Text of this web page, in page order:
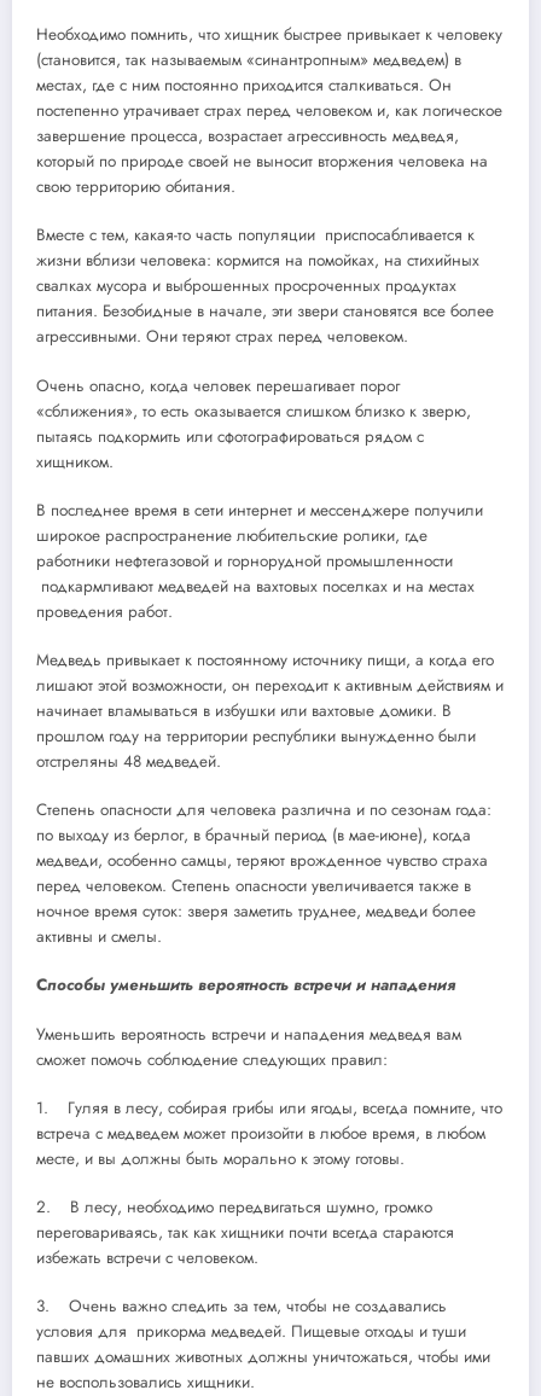
Необходимо помнить, что хищник быстрее привыкает к человеку
(становится, так называемым «синантропным» медведем) в
местах, где с ним постоянно приходится сталкиваться. Он
постепенно утрачивает страх перед человеком и, как логическое
завершение процесса, возрастает агрессивность медведя,
который по природе своей не выносит вторжения человека на
свою территорию обитания.
Вместе с тем, какая-то часть популяции приспосабливается к
жизни вблизи человека: кормится на помойках, на стихийных
свалках мусора и выброшенных просроченных продуктах
питания. Безобидные в начале, эти звери становятся все более
агрессивными. Они теряют страх перед человеком.
Очень опасно, когда человек перешагивает порог
«сближения», то есть оказывается слишком близко к зверю,
пытаясь подкормить или сфотографироваться рядом с
хищником.
В последнее время в сети интернет и мессенджере получили
широкое распространение любительские ролики, где
работники нефтегазовой и горнорудной промышленности
подкармливают медведей на вахтовых поселках и на местах
проведения работ.
Медведь привыкает к постоянному источнику пищи, а когда его
лишают этой возможности, он переходит к активным действиям и
начинает вламываться в избушки или вахтовые домики. В
прошлом году на территории республики вынужденно были
отстреляны 48 медведей.
Степень опасности для человека различна и по сезонам года:
по выходу из берлог, в брачный период (в мае-июне), когда
медведи, особенно самцы, теряют врожденное чувство страха
перед человеком. Степень опасности увеличивается также в
ночное время суток: зверя заметить труднее, медведи более
активны и смелы.
Способы уменьшить вероятность встречи и нападения
Уменьшить вероятность встречи и нападения медведя вам
сможет помочь соблюдение следующих правил:
1. Гуляя в лесу, собирая грибы или ягоды, всегда помните, что
встреча с медведем может произойти в любое время, в любом
месте, и вы должны быть морально к этому готовы.
2. В лесу, необходимо передвигаться шумно, громко
переговариваясь, так как хищники почти всегда стараются
избежать встречи с человеком.
3. Очень важно следить за тем, чтобы не создавались
условия для прикорма медведей. Пищевые отходы и туши
павших домашних животных должны уничтожаться, чтобы ими
не воспользовались хищники.